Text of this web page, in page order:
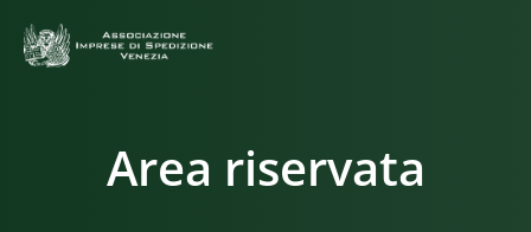
Area riservata